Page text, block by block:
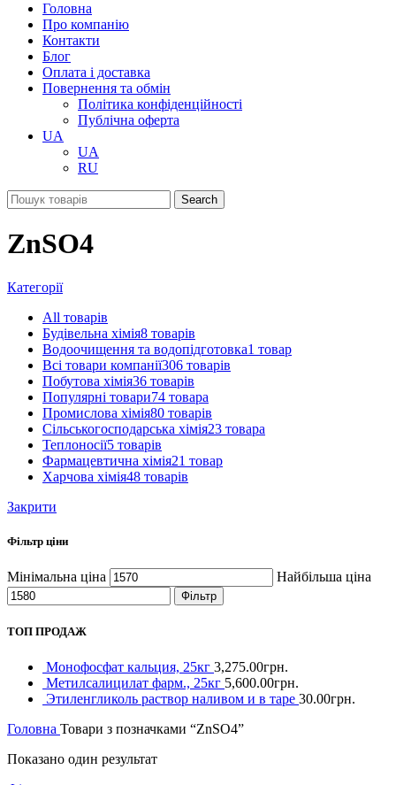
Головна
Про компанію
Контакти
Блог
Оплата і доставка
Повернення та обмін
Політика конфіденційності
Публічна оферта
UA
UA
RU
Search
ZnSO4
Категорії
All товарів
Будівельна хімія8 товарів
Водоочищення та водопідготовка1 товар
Всі товари компанії306 товарів
Побутова хімія36 товарів
Популярні товари74 товара
Промислова хімія80 товарів
Сільськогосподарська хімія23 товара
Теплоносії5 товарів
Фармацевтична хімія21 товар
Харчова хімія48 товарів
Закрити
Фільтр ціни
Мінімальна ціна Найбільша ціна
Фільтр
ТОП ПРОДАЖ
Монофосфат кальция, 25кг 3,275.00грн.
Метилсалицилат фарм., 25кг 5,600.00грн.
Этиленгликоль раствор наливом и в таре 30.00грн.
Головна Товари з позначками “ZnSO4”
Показано один результат